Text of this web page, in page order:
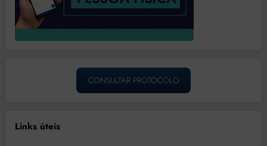
CONSULTAR PROTOCOLO
Links úteis